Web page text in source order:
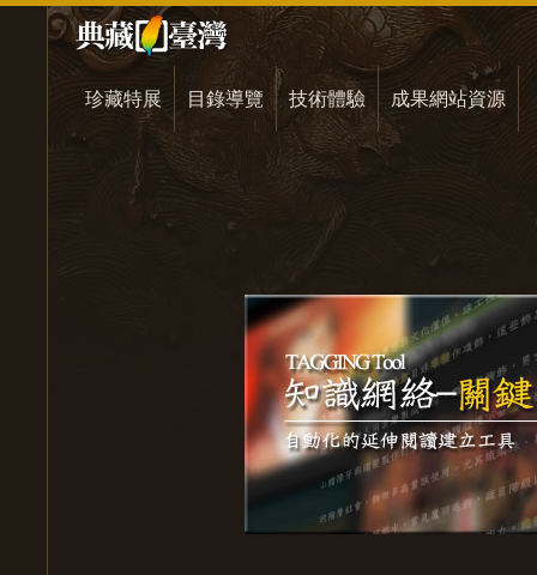
珍藏特展 目錄導覽 技術體驗 成果網站資源